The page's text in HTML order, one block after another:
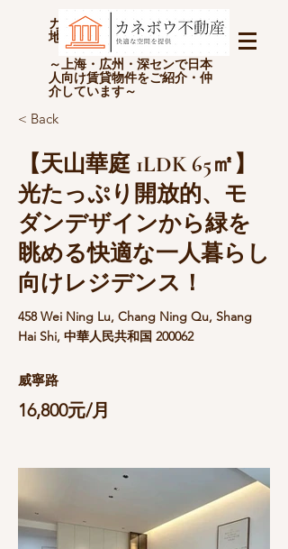
カネボウ不動産(上海金坊房
地产经纪有限公司)
～上海・広州・深センで日本
人向け賃貸物件をご紹介・仲
介しています～
< Back
【天山華庭 1LDK 65㎡】
光たっぷり開放的、モ
ダンデザインから緑を
眺める快適な一人暮らし
向けレジデンス！
458 Wei Ning Lu, Chang Ning Qu, Shang
Hai Shi, 中華人民共和国 200062
威寧路
16,800元/月